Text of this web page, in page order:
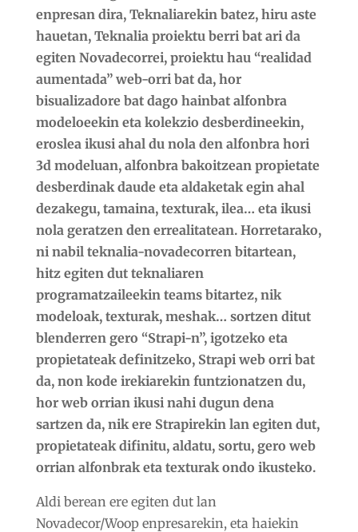
enpresan dira, Teknaliarekin batez, hiru aste
hauetan, Teknalia proiektu berri bat ari da
egiten Novadecorrei, proiektu hau “realidad
aumentada” web-orri bat da, hor
bisualizadore bat dago hainbat alfonbra
modeloeekin eta kolekzio desberdineekin,
eroslea ikusi ahal du nola den alfonbra hori
3d modeluan, alfonbra bakoitzean propietate
desberdinak daude eta aldaketak egin ahal
dezakegu, tamaina, texturak, ilea… eta ikusi
nola geratzen den errealitatean. Horretarako,
ni nabil teknalia-novadecorren bitartean,
hitz egiten dut teknaliaren
programatzaileekin teams bitartez, nik
modeloak, texturak, meshak… sortzen ditut
blenderren gero “Strapi-n”, igotzeko eta
propietateak definitzeko, Strapi web orri bat
da, non kode irekiarekin funtzionatzen du,
hor web orrian ikusi nahi dugun dena
sartzen da, nik ere Strapirekin lan egiten dut,
propietateak difinitu, aldatu, sortu, gero web
orrian alfonbrak eta texturak ondo ikusteko.
Aldi berean ere egiten dut lan
Novadecor/Woop enpresarekin, eta haiekin